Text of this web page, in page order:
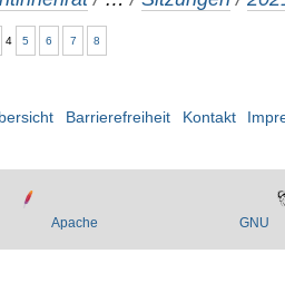
4 5 6 7 8
Barrierefreiheit Kontakt
Apache GNU